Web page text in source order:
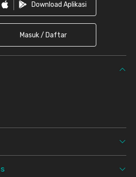
Download Aplikasi
Masuk / Daftar